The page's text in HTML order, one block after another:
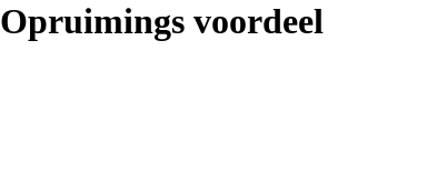
Opruimings voordeel